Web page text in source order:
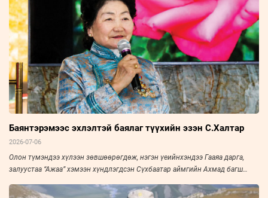
Баянтэрэмээс эхлэлтэй баялаг түүхийн эзэн С.Халтар
2026-07-06
Олон түмэндээ хүлээн зөвшөөрөгдөж, нэгэн үеийнхэндээ Гааяа дарга,
залуустаа “Ажаа” хэмээн хүндлэгдсэн Сүхбаатар аймгийн Ахмад багш
“Зууны мэдээ” сонин “Амьдралын тойрог” буландаа урьж, ярилцлаа. Эрч